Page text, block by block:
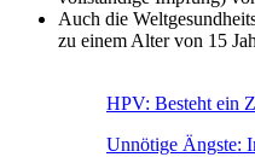
Auch die
zu einem Alter von 15
HPV: Besteht ein
Unnötige Ängste: